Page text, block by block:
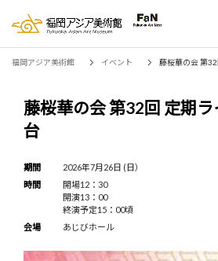
福岡アジア美術館 イベント 藤桜華の会 第
藤桜華の会 第32回 定期
台
期間
2026年7月26日 (日）
時間
開場12：30
開演13：00
終演予定15：00頃
会場
あじびホール